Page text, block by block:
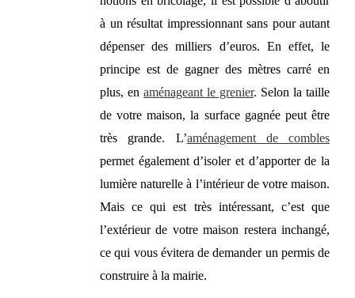
à un résultat impressionnant sans pour autant
dépenser des milliers d’euros. En effet, le
principe est de gagner des mètres carré en
plus, en aménageant le grenier. Selon la taille
de votremaison, la surface gagnée peut être
très grande. L’aménagement de combles
permet également d’isoler et d’apporter de la
lumière naturelle à l’intérieur de votre maison.
Mais ce qui est très intéressant, c’est que
l’extérieur de votre maison restera inchangé,
ce qui vous évitera dedemander un permis de
construire à la mairie.